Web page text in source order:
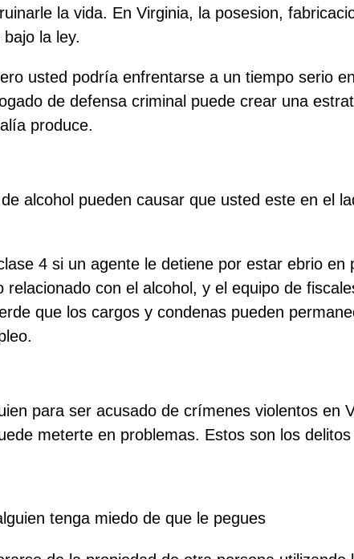
la vida. En Virginia, la posesion,
la ley.
usted podría enfrentarse a un tiempo serio
de defensa criminal puede crear una
produce.
alcohol pueden causar que usted este en el
4 si un agente le detiene por estar ebrio en
con el alcohol, y el equipo de
que los cargos y condenas pueden
para ser acusado de crímenes violentos en
meterte en problemas. Estos son los
tenga miedo de que le pegues